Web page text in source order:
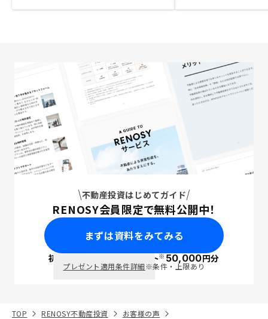
不動産投資はじめてガイド
RENOSY会員限定で無料公開中！
まずは資料をみてみる
初回面談で ポイント※50,000円分
プレゼント適用条件詳細※条件・上限あり
TOP RENOSY不動産投資
お客様の声